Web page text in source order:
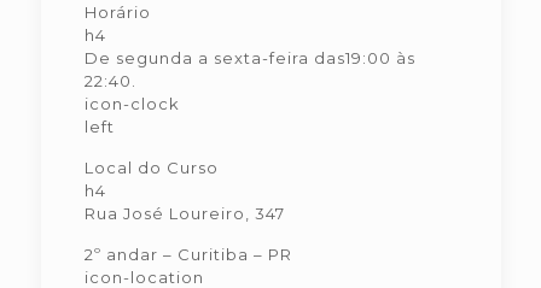
Horário
h4
De segunda a sexta-feira das19:00 às
22:40.
icon-clock
left
Local do Curso
h4
Rua José Loureiro, 347
2º andar – Curitiba – PR
icon-location